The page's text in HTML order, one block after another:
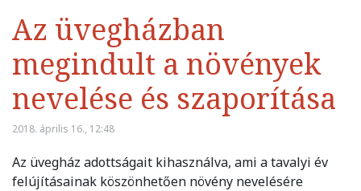
Az üvegházban
megindult a növények
nevelése és szaporítása
2018. április 16., 12:48
Az üvegház adottságait kihasználva, ami a tavalyi év
felújításainak köszönhetően növény nevelésére